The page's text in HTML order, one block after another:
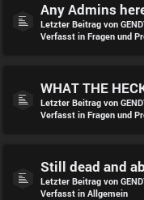
Any Admins
Letzter Beitrag von
Verfasst in Fragen und
WHAT THE
Letzter Beitrag von
Verfasst in Fragen und
Still dead and
Letzter Beitrag von
Verfasst in Allgemein